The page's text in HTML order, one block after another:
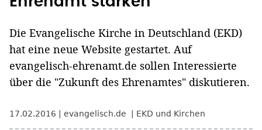
Die Evangelische Kirche in Deutschland (EKD)
hat eine neue Website gestartet. Auf
evangelisch-ehrenamt.de sollen Interessierte
über die "Zukunft des Ehrenamtes" diskutieren.
17.02.2016 evangelisch.de EKD und Kirchen